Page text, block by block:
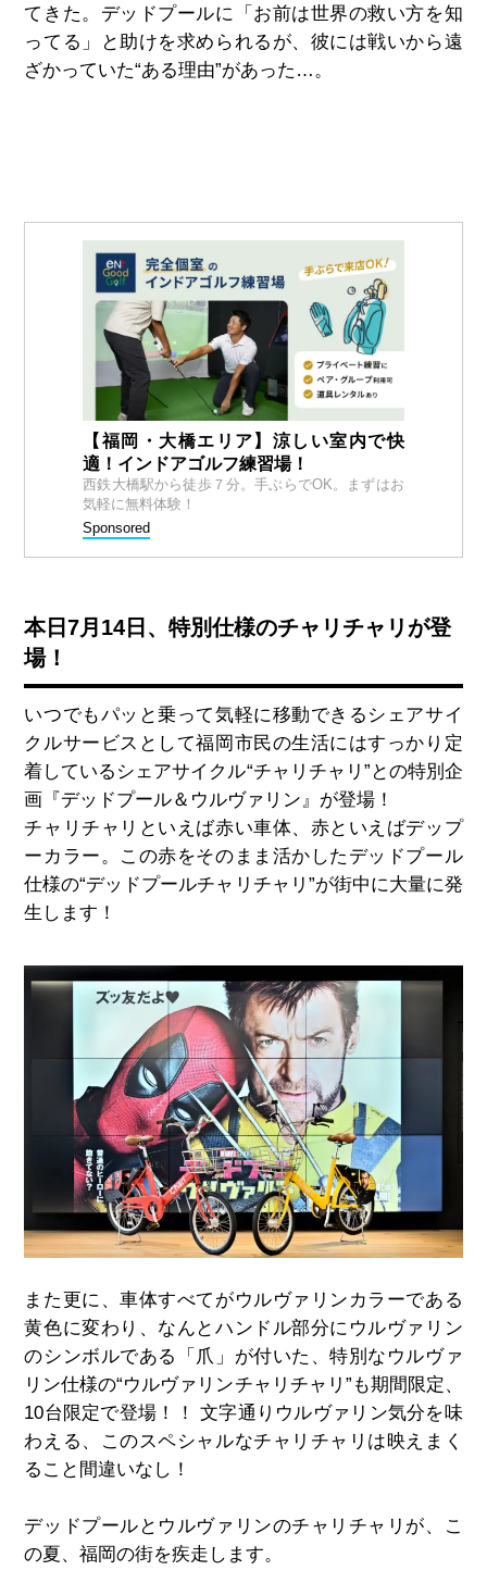
てきた。デッドプールに「お前は世界の救い方を知
ってる」と助けを求められるが、彼には戦いから遠
ざかっていた“ある理由”があった…。
【福岡・大橋エリア】涼しい室内で快
適！インドアゴルフ練習場！
西鉄大橋駅から徒歩７分。手ぶらでOK。まずはお
気軽に無料体験！
Sponsored
本日7月14日、特別仕様のチャリチャリが登
場！
いつでもパッと乗って気軽に移動できるシェアサイ
クルサービスとして福岡市民の生活にはすっかり定
着しているシェアサイクル“チャリチャリ”との特別企
画『デッドプール＆ウルヴァリン』が登場！
チャリチャリといえば赤い車体、赤といえばデップ
ーカラー。この赤をそのまま活かしたデッドプール
仕様の“デッドプールチャリチャリ”が街中に大量に発
生します！
また更に、車体すべてがウルヴァリンカラーである
黄色に変わり、なんとハンドル部分にウルヴァリン
のシンボルである「爪」が付いた、特別なウルヴァ
リン仕様の“ウルヴァリンチャリチャリ”も期間限定、
10台限定で登場！！ 文字通りウルヴァリン気分を味
わえる、このスペシャルなチャリチャリは映えまく
ること間違いなし！
デッドプールとウルヴァリンのチャリチャリが、こ
の夏、福岡の街を疾走します。